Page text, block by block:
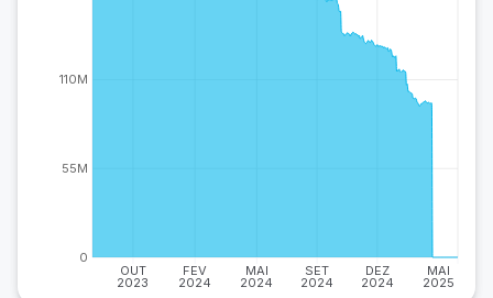
OUT
2023
FEV
2024
MAI
2024
SET
2024
DEZ
2024
MAI
2025
0
55M
110M